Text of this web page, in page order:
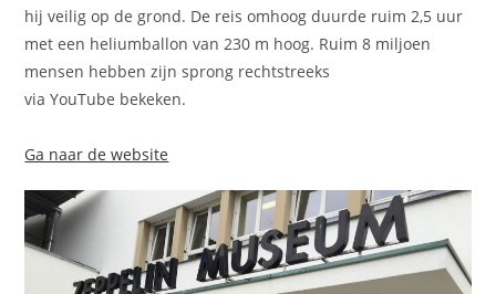
hij veilig op de grond. De reis omhoog duurde ruim 2,5 uur
met een heliumballon van 230 m hoog. Ruim 8 miljoen
mensen hebben zijn sprong rechtstreeks
via YouTube bekeken.
Ga naar de website